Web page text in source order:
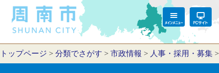
トップページ > 分類でさがす > 市政情報 > 人事・採用・募集